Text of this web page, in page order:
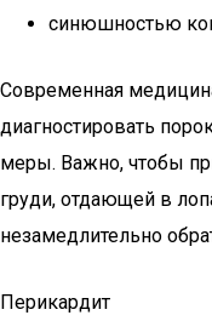
синюшностью
Современная
диагностировать
меры. Важно, чтобы
груди, отдающей в
незамедлительно
Перикардит